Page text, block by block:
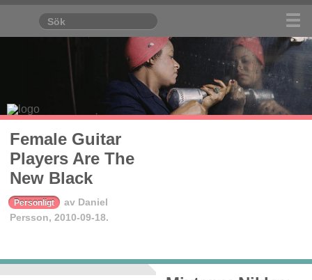
Female Guitar
Players Are The
New Black
Personligt av Daniel
Persson, 2010-09-18.